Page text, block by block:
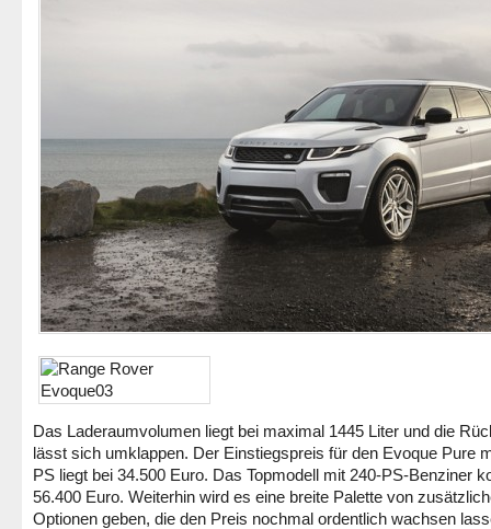
Das Laderaumvolumen liegt bei maximal 1445 Liter und die
lässt sich umklappen. Der Einstiegspreis für den Evoque Pure
PS liegt bei 34.500 Euro. Das Topmodell mit 240-PS-Benziner
56.400 Euro. Weiterhin wird es eine breite Palette von
Optionen geben, die den Preis nochmal ordentlich wachsen